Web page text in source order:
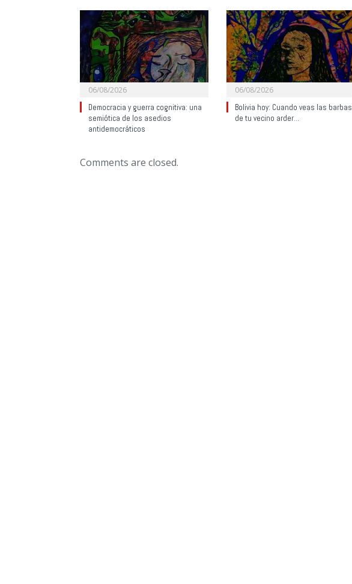
06/08/2026
Democracia y guerra cognitiva: una
semiótica de los asedios
antidemocráticos
06/08/2026
Bolivia hoy: Cuando veas las barbas
de tu vecino arder…
Comments are closed.